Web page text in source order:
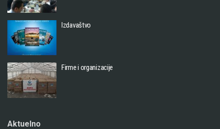
Izdavaštvo
Firme i organizacije
Aktuelno